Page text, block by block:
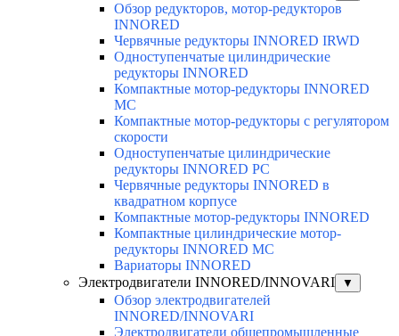
Обзор редукторов, мотор-редукторов
INNORED
Червячные редукторы INNORED IRWD
Одноступенчатые цилиндрические
редукторы INNORED
Компактные мотор-редукторы INNORED
MC
Компактные мотор-редукторы с регулятором
скорости
Одноступенчатые цилиндрические
редукторы INNORED PC
Червячные редукторы INNORED в
квадратном корпусе
Компактные мотор-редукторы INNORED
Компактные цилиндрические мотор-
редукторы INNORED MC
Вариаторы INNORED
Электродвигатели INNORED/INNOVARI
▼
Обзор электродвигателей
INNORED/INNOVARI
Электродвигатели общепромышленные